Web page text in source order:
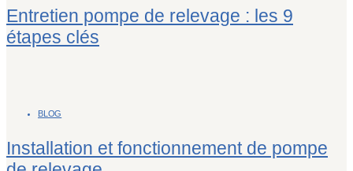
Entretien pompe de relevage : les 9
étapes clés
BLOG
Installation et fonctionnement de pompe